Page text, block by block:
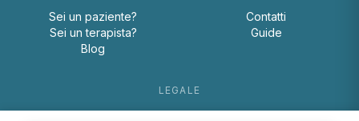
Sei un paziente?
Sei un terapista?
Blog
Contatti
Guide
LEGALE